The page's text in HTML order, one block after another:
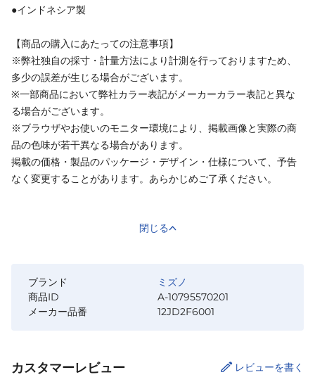
●インドネシア製
【商品の購入にあたっての注意事項】
※弊社独自の採寸・計量方法により計測を行っておりますため、
多少の誤差が生じる場合がございます。
※一部商品において弊社カラー表記がメーカーカラー表記と異な
る場合がございます。
※ブラウザやお使いのモニター環境により、掲載画像と実際の商
品の色味が若干異なる場合があります。
掲載の価格・製品のパッケージ・デザイン・仕様について、予告
なく変更することがあります。あらかじめご了承ください。
閉じる
ブランド
ミズノ
商品ID
A-10795570201
メーカー品番
12JD2F6001
カスタマーレビュー レビューを書く